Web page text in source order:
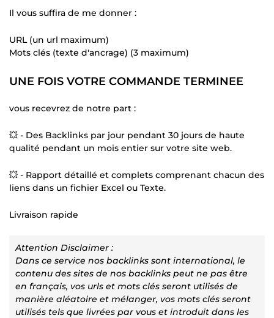
Il vous suffira de me donner :
URL (un url maximum)
Mots clés (texte d'ancrage) (3 maximum)
UNE FOIS VOTRE COMMANDE TERMINEE
vous recevrez de notre part :
💥 - Des Backlinks par jour pendant 30 jours de haute
qualité pendant un mois entier sur votre site web.
💥 - Rapport détaillé et complets comprenant chacun des
liens dans un fichier Excel ou Texte.
Livraison rapide
Attention Disclaimer :
Dans ce service nos backlinks sont international, le
contenu des sites de nos backlinks peut ne pas être
en français, vos urls et mots clés seront utilisés de
manière aléatoire et mélanger, vos mots clés seront
utilisés tels que livrées par vous et introduit dans les